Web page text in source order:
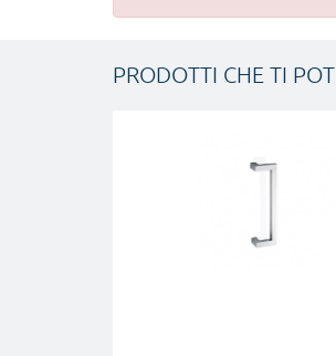
PRODOTTI CHE TI